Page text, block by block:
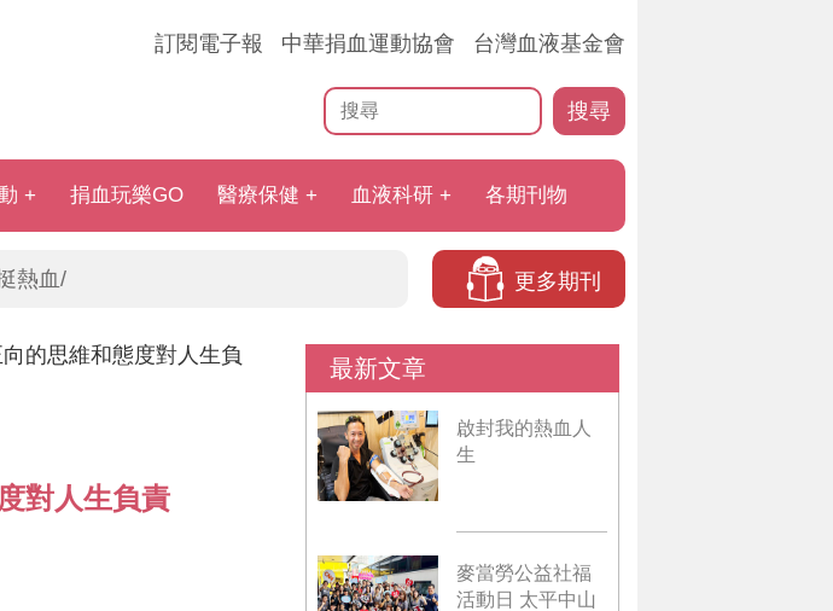
訂閱電子報 中華捐血運動協會 台灣血液基金會
搜尋
捐血玩樂GO 醫療保健 血液科研 各期刊物
熱血/ 更多期刊
的思維和態度對人生負
對人生負責
最新文章
啟封我的熱血人
生
麥當勞公益社福
活動日 太平中山